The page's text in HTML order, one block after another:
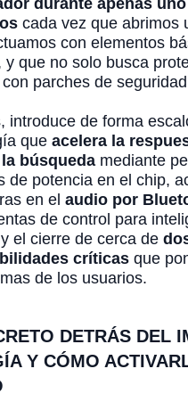
durante apenas
cada vez que abrimos
con elementos
y que no solo busca
parches de
introduce de forma
que acelera la
búsqueda mediante
de potencia en el chip,
en el audio por
de control para
el cierre de cerca de
críticas que
de los usuarios.
DETRÁS DEL
Y CÓMO